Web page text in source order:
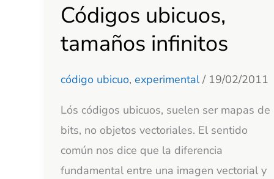
Códigos ubicuos,
tamaños infinitos
código ubicuo, experimental/ 19/02/2011
Lós códigos ubicuos, suelen ser mapas de
bits, no objetos vectoriales. El sentido
común nos dice que la diferencia
fundamental entre una imagen vectorial y
Códigos
tamaños
infinitos